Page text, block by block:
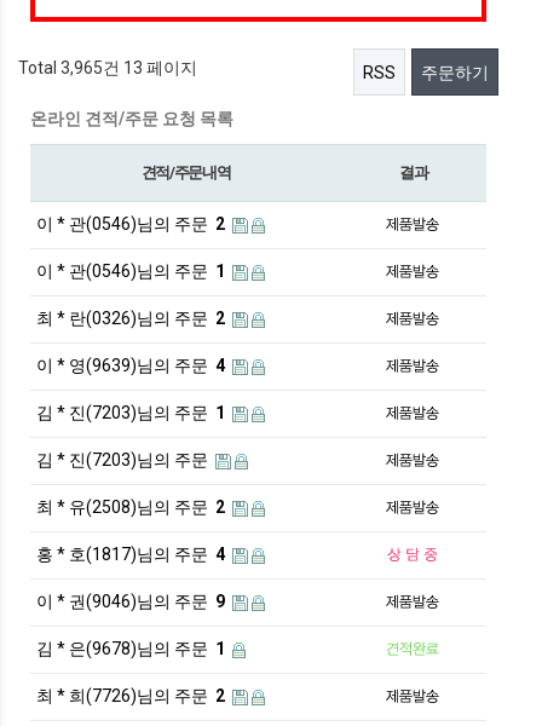
Total 3,965건 13 페이지 RSS 주문하기
온라인 견적/주문 요청 목록
견적/주문내역 결과
이 * 관(0546)님의 주문 2
이 * 관(0546)님의 주문 1
최 * 란(0326)님의 주문 2
이 * 영(9639)님의 주문 4
김 * 진(7203)님의 주문 1
김 * 진(7203)님의 주문
최 * 유(2508)님의 주문 2
홍 * 호(1817)님의 주문 4
이 * 권(9046)님의 주문 9
김 * 은(9678)님의 주문 1
최 * 희(7726)님의 주문 2